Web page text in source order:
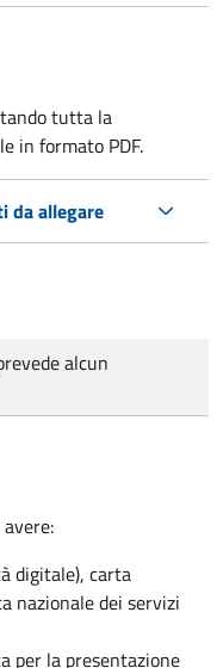
tutta la
in formato PDF.
da allegare
alcun
digitale), carta
nazionale dei servizi
per la presentazione